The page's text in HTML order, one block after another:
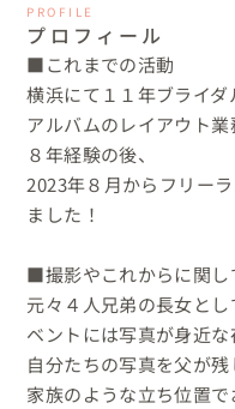
PROFILE
プロフィール
■これまでの活動
横浜にて１１年ブライダ
アルバムのレイアウト
８年経験の後、
2023年８月からフリー
ました！
■撮影やこれからに関し
元々４人兄弟の長女と
ベントには写真が身近な
自分たちの写真を父が
家族のような立ち位置